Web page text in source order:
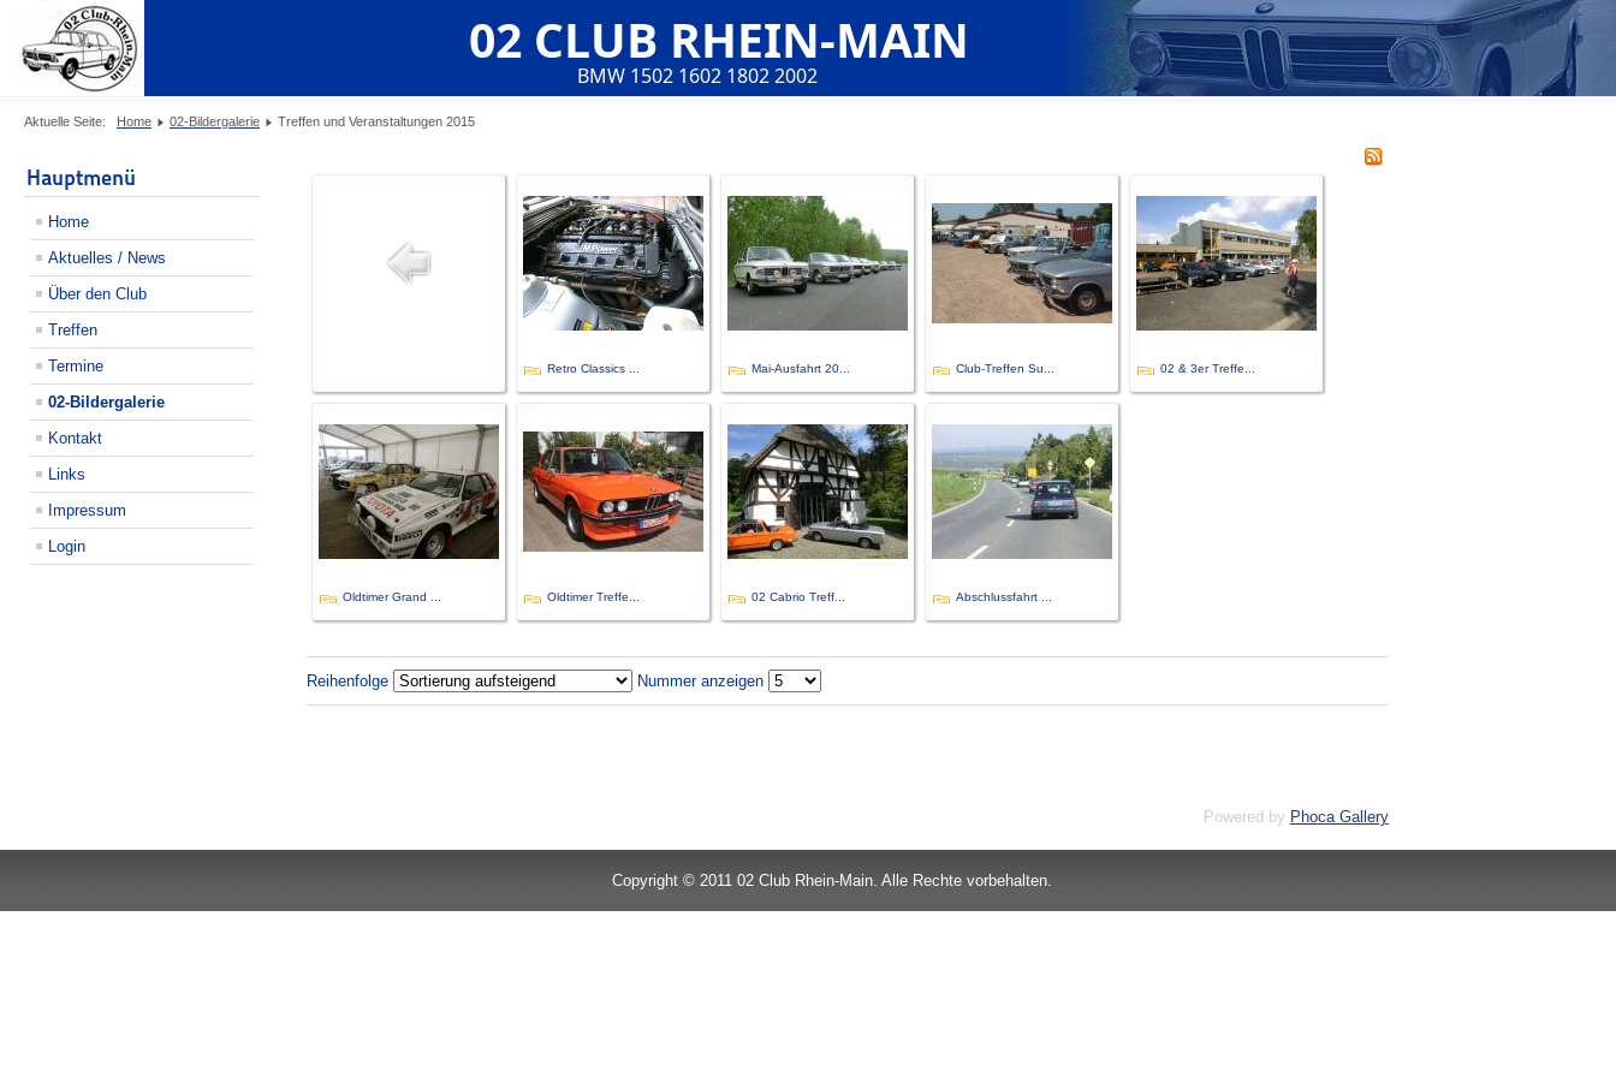
02 CLUB RHEIN-MAIN
BMW 1502 1602 1802 2002
Aktuelle Seite: Home 02-Bildergalerie Treffen und Veranstaltungen 2015
Hauptmenü
Home
Aktuelles / News
Über den Club
Treffen
Termine
02-Bildergalerie
Kontakt
Links
Impressum
Login
Retro Classics ... Mai-Ausfahrt 20... Club-Treffen Su... 02 & 3er Treffe...
Oldtimer Grand ... Oldtimer Treffe... 02 Cabrio Treff... Abschlussfahrt ...
Reihenfolge Nummer anzeigen
Powered by Phoca Gallery
Copyright © 2011 02 Club Rhein-Main. Alle Rechte vorbehalten.